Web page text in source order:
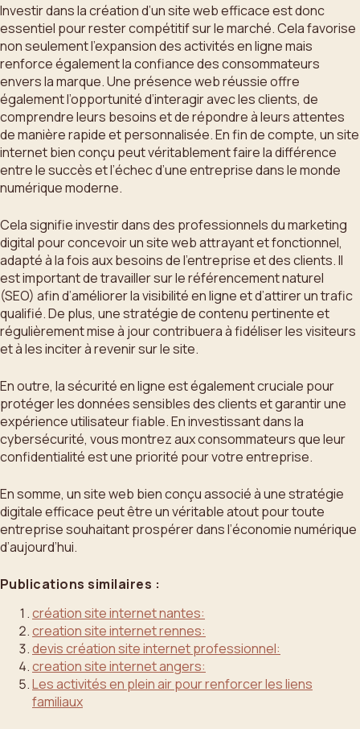
Investir dans la création d’un site web efficace est donc
essentiel pour rester compétitif sur le marché. Cela favorise
non seulement l’expansion des activités en ligne mais
renforce également la confiance des consommateurs
envers la marque. Une présence web réussie offre
également l’opportunité d’interagir avec les clients, de
comprendre leurs besoins et de répondre à leurs attentes
de manière rapide et personnalisée. En fin de compte, un site
internet bien conçu peut véritablement faire la différence
entre le succès et l’échec d’une entreprise dans le monde
numérique moderne.
Cela signifie investir dans des professionnels du marketing
digital pour concevoir un site web attrayant et fonctionnel,
adapté à la fois aux besoins de l’entreprise et des clients. Il
est important de travailler sur le référencement naturel
(SEO) afin d’améliorer la visibilité en ligne et d’attirer un trafic
qualifié. De plus, une stratégie de contenu pertinente et
régulièrement mise à jour contribuera à fidéliser les visiteurs
et à les inciter à revenir sur le site.
En outre, la sécurité en ligne est également cruciale pour
protéger les données sensibles des clients et garantir une
expérience utilisateur fiable. En investissant dans la
cybersécurité, vous montrez aux consommateurs que leur
confidentialité est une priorité pour votre entreprise.
En somme, un site web bien conçu associé à une stratégie
digitale efficace peut être un véritable atout pour toute
entreprise souhaitant prospérer dans l’économie numérique
d’aujourd’hui.
Publications similaires :
création site internet nantes:
creation site internet rennes:
devis création site internet professionnel:
creation site internet angers:
Les activités en plein air pour renforcer les liens
familiaux